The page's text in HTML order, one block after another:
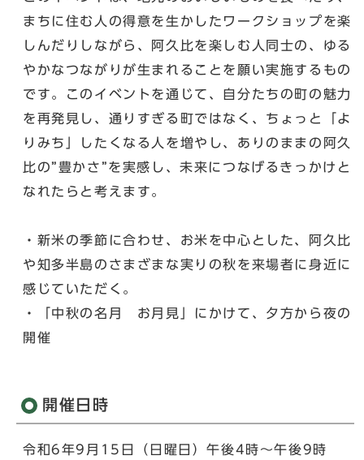
まちに住む人の得意を生かしたワークショップを楽
しんだりしながら、阿久比を楽しむ人同士の、ゆる
やかなつながりが生まれることを願い実施するもの
です。このイベントを通じて、自分たちの町の魅力
を再発見し、通りすぎる町ではなく、ちょっと「よ
りみち」したくなる人を増やし、ありのままの阿久
比の”豊かさ”を実感し、未来につなげるきっかけと
なれたらと考えます。
・新米の季節に合わせ、お米を中心とした、阿久比
や知多半島のさまざまな実りの秋を来場者に身近に
感じていただく。
・「中秋の名月 お月見」にかけて、夕方から夜の
開催
開催日時
令和6年9月15日（日曜日）午後4時～午後9時